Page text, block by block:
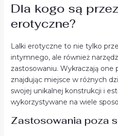
Dla kogo są
erotyczne?
Lalki erotyczne to nie tylko
intymnego, ale również
zastosowaniu. Wykraczają one
znajdując miejsce w różnych
swojej unikalnej konstrukcji i
wykorzystywane na wiele
Zastosowania poza